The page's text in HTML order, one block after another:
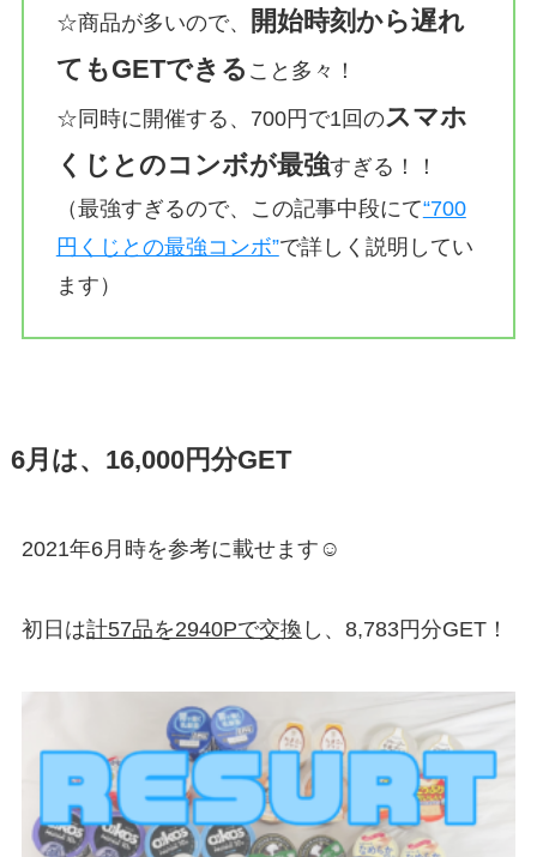
☆商品が多いので、
開始時刻から遅れ
てもGETできる こと多々！
☆同時に開催する、700円で1回のスマホ
くじとのコンボが最強すぎる！！
（最強すぎるので、この記事中段にて“700
円くじとの最強コンボ”で詳しく説明してい
ます）
6月は、16,000円分GET
2021年6月時を参考に載せます☺︎
初日は計57品を2940Pで交換 し、 8,783円分GET！